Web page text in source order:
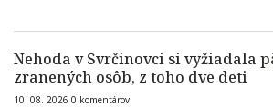
Nehoda v Svrčinovci si vyžiadala
zranených osôb, z toho dve deti
10. 08. 2026 0 komentárov